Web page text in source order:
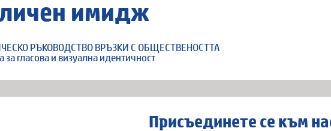
имидж
РЪКОВОДСТВО ВРЪЗКИ С ОБЩЕСТВЕНОСТТА
за гласова и визуална идентичност
Присъединете се към